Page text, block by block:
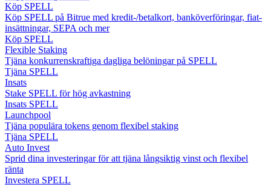
Futures startguide
Köp SPELL
Köp SPELL på Bitrue med kredit-/betalkort, banköverföringar, fiat-
insättningar, SEPA och mer
Köp SPELL
Flexible Staking
Tjäna konkurrenskraftiga dagliga belöningar på SPELL
Tjäna SPELL
Insats
Stake SPELL för hög avkastning
Insats SPELL
Launchpool
Tjäna populära tokens genom flexibel staking
Tjäna SPELL
Auto Invest
Sprid dina investeringar för att tjäna långsiktig vinst och flexibel
ränta
Investera SPELL